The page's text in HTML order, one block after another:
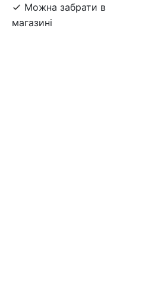
Можна забрати в
магазині